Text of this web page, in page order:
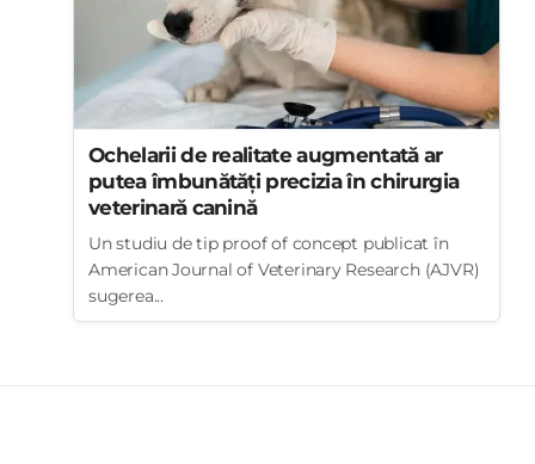
Ochelarii de realitate augmentată ar
putea îmbunătăți precizia în chirurgia
veterinară canină
Un studiu de tip proof of concept publicat în
American Journal of Veterinary Research (AJVR)
sugerea...